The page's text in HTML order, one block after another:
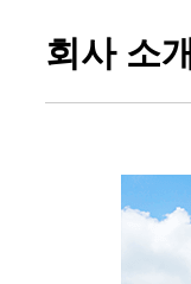
회사 소개